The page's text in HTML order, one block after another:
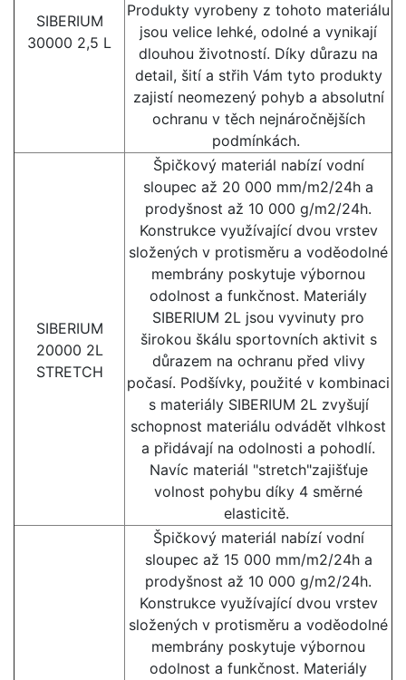
SIBERIUM
30000 2,5 L
Produkty vyrobeny z tohoto materiálu
jsou velice lehké, odolné a vynikají
dlouhou životností. Díky důrazu na
detail, šití a střih Vám tyto produkty
zajistí neomezený pohyb a absolutní
ochranu v těch nejnáročnějších
podmínkách.
SIBERIUM
20000 2L
STRETCH
Špičkový materiál nabízí vodní
sloupec až 20 000 mm/m2/24h a
prodyšnost až 10 000 g/m2/24h.
Konstrukce využívající dvou vrstev
složených v protisměru a voděodolné
membrány poskytuje výbornou
odolnost a funkčnost. Materiály
SIBERIUM 2L jsou vyvinuty pro
širokou škálu sportovních aktivit s
důrazem na ochranu před vlivy
počasí. Podšívky, použité v kombinaci
s materiály SIBERIUM 2L zvyšují
schopnost materiálu odvádět vlhkost
a přidávají na odolnosti a pohodlí.
Navíc materiál "stretch"zajišťuje
volnost pohybu díky 4 směrné
elasticitě.
Špičkový materiál nabízí vodní
sloupec až 15 000 mm/m2/24h a
prodyšnost až 10 000 g/m2/24h.
Konstrukce využívající dvou vrstev
složených v protisměru a voděodolné
membrány poskytuje výbornou
odolnost a funkčnost. Materiály